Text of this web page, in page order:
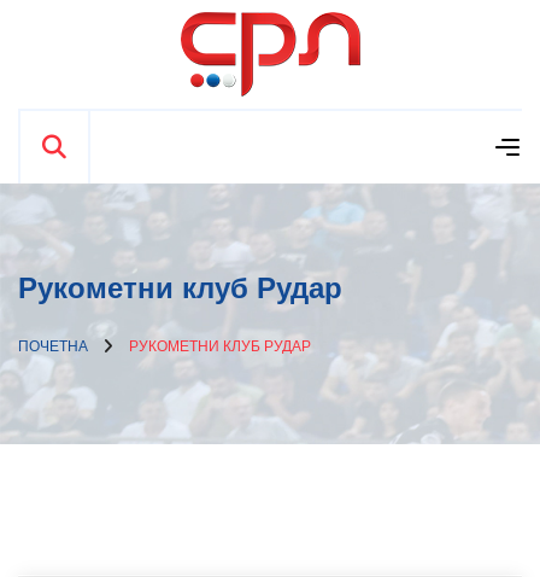
Рукометни клуб Рудар
ПОЧЕТНА РУКОМЕТНИ КЛУБ РУДАР